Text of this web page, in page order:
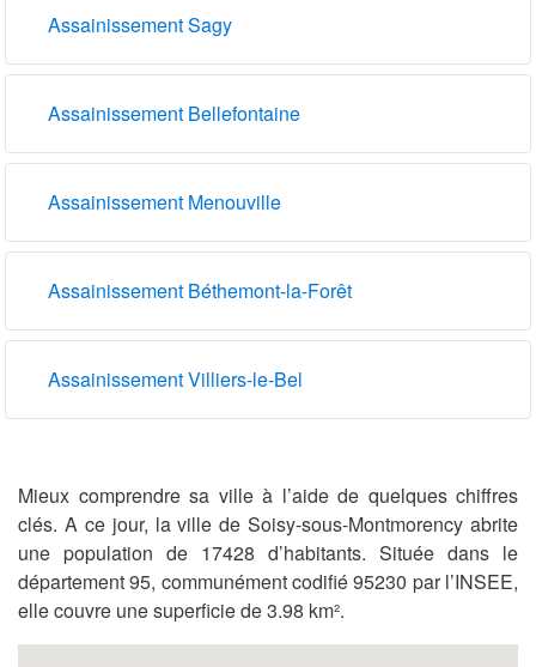
Assainissement Sagy
Assainissement Bellefontaine
Assainissement Menouville
Assainissement Béthemont-la-Forêt
Assainissement Villiers-le-Bel
Mieux comprendre sa ville à l’aide de quelques chiffres
clés. A ce jour, la ville de Soisy-sous-Montmorency abrite
une population de 17428 d’habitants. Située dans le
département 95, communément codifié 95230 par l’INSEE,
elle couvre une superficie de 3.98 km².